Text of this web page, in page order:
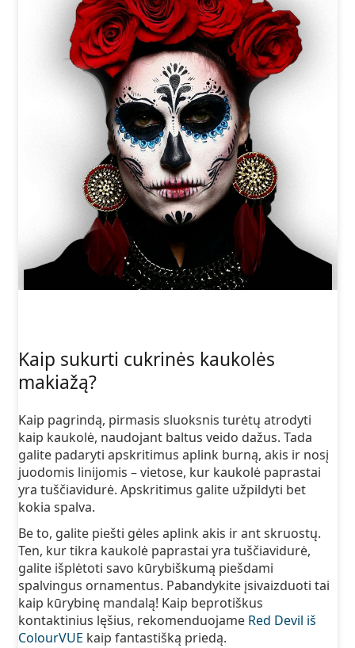
Atraskite visus
Kaip sukurti cukrinės kaukolės
makiažą?
Kaip pagrindą, pirmasis sluoksnis turėtų atrodyti
kaip kaukolė, naudojant baltus veido dažus. Tada
galite padaryti apskritimus aplink burną, akis ir nosį
juodomis linijomis – vietose, kur kaukolė paprastai
yra tuščiavidurė. Apskritimus galite užpildyti bet
kokia spalva.
Be to, galite piešti gėles aplink akis ir ant skruostų.
Ten, kur tikra kaukolė paprastai yra tuščiavidurė,
galite išplėtoti savo kūrybiškumą piešdami
spalvingus ornamentus. Pabandykite įsivaizduoti tai
kaip kūrybinę mandalą! Kaip beprotiškus
kontaktinius lęšius, rekomenduojame Red Devil iš
ColourVUE kaip fantastišką priedą.